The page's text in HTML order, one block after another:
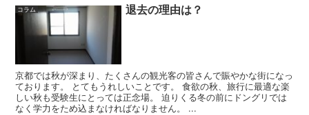
コラム 退去の理由は？
京都では秋が深まり、たくさんの観光客の皆さんで賑やかな街になっ
ております。 とてもうれしいことです。 食欲の秋、旅行に最適な楽
しい秋も受験生にとっては正念場。 迫りくる冬の前にドングリでは
なく学力をため込まなければなりません。 ...